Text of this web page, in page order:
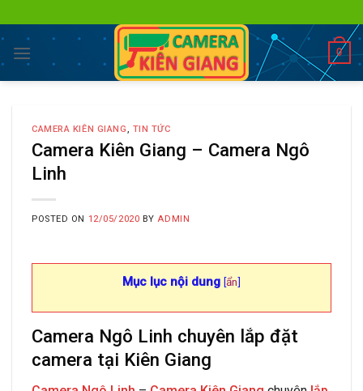
to
content
0
CAMERA KIÊN GIANG, TIN TỨC
Camera Kiên Giang – Camera Ngô
Linh
POSTED ON 12/05/2020 BY ADMIN
Mục lục nội dung [ẩn]
Camera Ngô Linh chuyên lắp đặt
camera tại Kiên Giang